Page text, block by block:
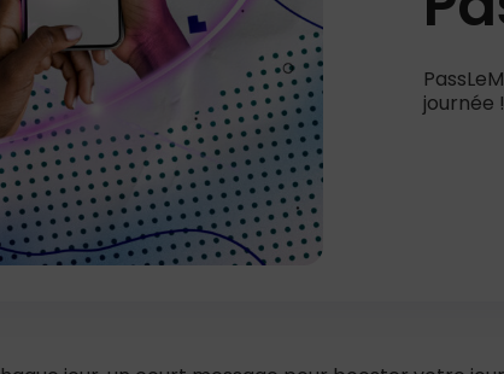
journée !